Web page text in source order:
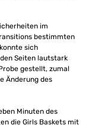
im
bestimmten
sich
Seiten lautstark
gestellt, zumal
Änderung des
Minuten des
die Girls Baskets mit